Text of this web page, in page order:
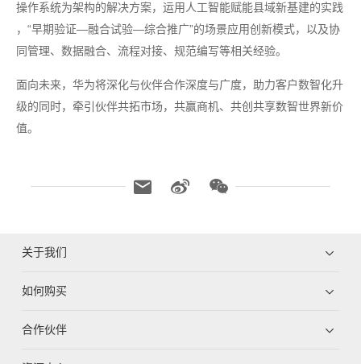
操作系统为架构的解决方案，运用人工智能赋能县域新基建的实践
，“早期验证—融合试验—综合推广”的场景应用创新模式，以及协
同管理、数据融合、流程对接、规范编写等相关经验。
面向未来，华为将深化与伙伴合作深度与广度，助力客户数智化升
级的同时，牵引伙伴共拓市场，共赢商机、共创共享数智世界新价
值。
关于我们
如何购买
合作伙伴